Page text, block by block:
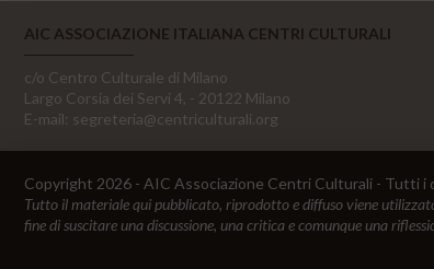
AIC ASSOCIAZIONE ITALIANA CENTRI CULTURALI
c/o Centro Culturale di Milano
Largo Corsia dei Servi 4, - 20122 Milano
E-mail: segreteria@centriculturali.org
Copyright 2026 - AIC Associazione Centri Culturali - Tutti
Tutto il materiale qui pubblicato, riprodotto e diffuso viene
fine di suscitare una discussione, una critica e comunque una